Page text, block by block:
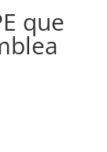
que